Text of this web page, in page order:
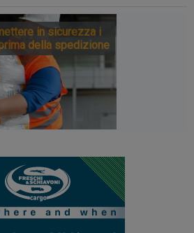
in sicurezza i
della spedizione